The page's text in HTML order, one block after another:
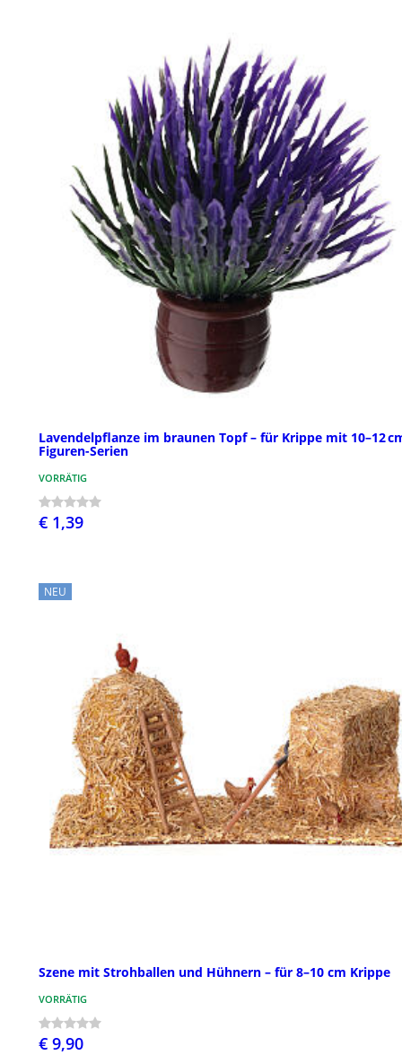
Lavendelpflanze im braunen Topf – für Krippe mit 10–12
Figuren-Serien
VORRÄTIG
€ 1,39
NEU
Szene mit Strohballen und Hühnern – für 8–10 cm Krippe
VORRÄTIG
€ 9,90